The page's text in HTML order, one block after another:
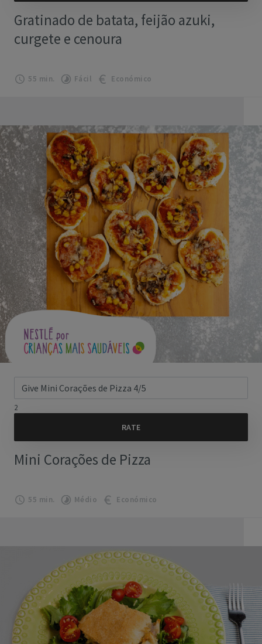
Gratinado de batata, feijão azuki,
curgete e cenoura
55 min. Fácil Económico
2
Mini Corações de Pizza
55 min. Médio Económico